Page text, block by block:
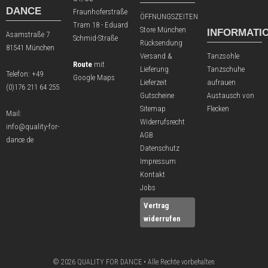
DANCE
Asamstraße 7
81541 München
Telefon: +49
(0)176 211 64 255
Mail:
info@quality-for-
dance.de
Fraunhoferstraße
Tram 18 - Eduard
Schmid-Straße
Route mit
Google Maps
ÖFFNUNGSZEITEN
Store München
Rücksendung
Versand &
Lieferung
Lieferzeit
Gutscheine
Sitemap
Widerrufsrecht
AGB
Datenschutz
Impressum
Kontakt
Jobs
Vertrag
widerrufen
Tanzsohle
Tanzschuhe
aufrauen
Austausch von
Flecken
© 2026 QUALITY FOR DANCE • Alle Rechte vorbehalten